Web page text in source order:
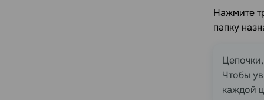
Нажмите
папку
Чтобы
каждой